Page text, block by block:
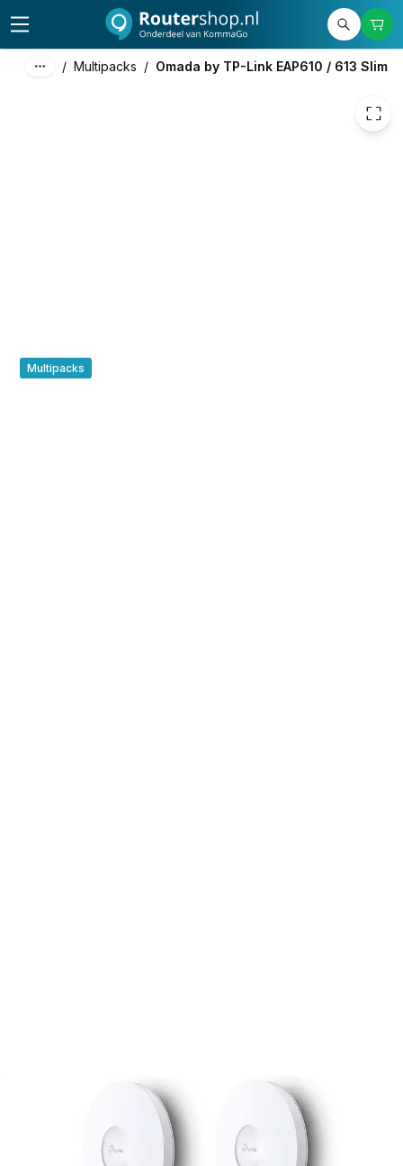
/ Multipacks / Omada by TP-Link EAP610 / 613 Slim
Multipacks
€ 89,90